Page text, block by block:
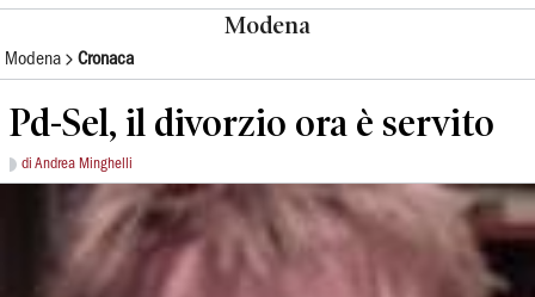
Modena
Modena Cronaca
Pd-Sel, il divorzio ora è servito
di Andrea Minghelli